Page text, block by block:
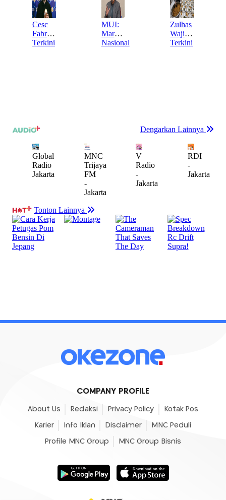
COMPANY PROFILE
About Us Redaksi Privacy Policy Kotak Pos
Karier Info Iklan Disclaimer MNC Peduli
Profile MNC Group MNC Group Bisnis